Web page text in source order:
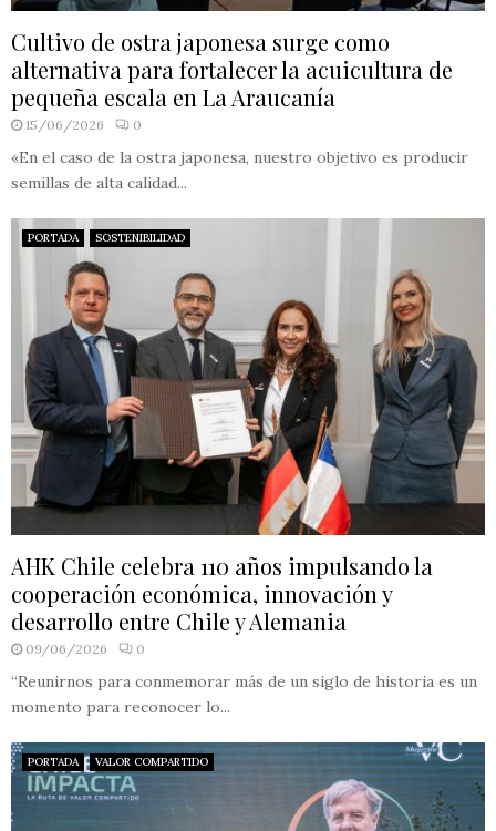
Cultivo de ostra japonesa surge como
alternativa para fortalecer la acuicultura de
pequeña escala en La Araucanía
15/06/2026 0
«En el caso de la ostra japonesa, nuestro objetivo es producir
semillas de alta calidad...
PORTADA SOSTENIBILIDAD
AHK Chile celebra 110 años impulsando la
cooperación económica, innovación y
desarrollo entre Chile y Alemania
09/06/2026 0
“Reunirnos para conmemorar más de un siglo de historia es un
momento para reconocer lo...
PORTADA VALOR COMPARTIDO